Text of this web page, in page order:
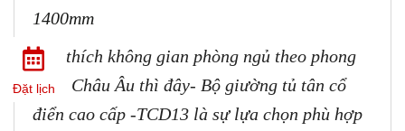
1400mm
Bạn thích không gian phòng ngủ theo phong
cách Châu Âu thì đây- Bộ giường tủ tân cổ
điển cao cấp -TCD13 là sự lựa chọn phù hợp
Đặt lịch